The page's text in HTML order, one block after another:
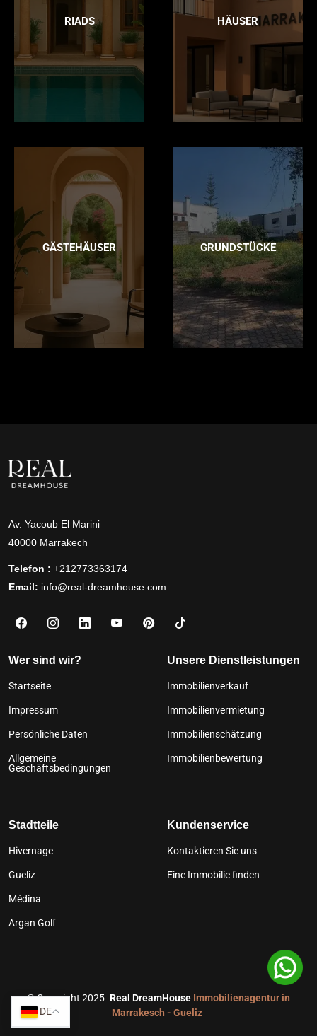
RIADS HÄUSER
GÄSTEHÄUSER GRUNDSTÜCKE
Av. Yacoub El Marini
40000 Marrakech
Telefon : +212773363174
Email: info@real-dreamhouse.com
Wer sind wir?
Startseite
Impressum
Persönliche Daten
Allgemeine
Geschäftsbedingungen
Unsere Dienstleistungen
Immobilienverkauf
Immobilienvermietung
Immobilienschätzung
Immobilienbewertung
Stadtteile
Hivernage
Gueliz
Médina
Argan Golf
Kundenservice
Kontaktieren Sie uns
Eine Immobilie finden
©Copyright 2025 Real DreamHouse Immobilienagentur in
Marrakesch - Gueliz
DE